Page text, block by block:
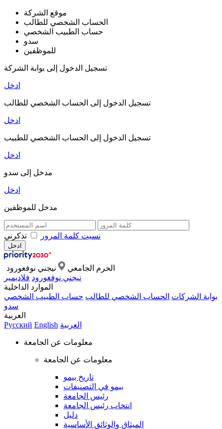
موقع الشركة
الحساب الشخصي للطالب
حساب الطبيب الشخصي
سدو
للموظفين
تسجيل الدخول إلى بوابة الشركة
ادخل
تسجيل الدخول إلى الحساب الشخصي للطالب
ادخل
تسجيل الدخول إلى الحساب الشخصي للطبيب
ادخل
مدخل إلى سدو
ادخل
مدخل للموظفين
نسيت كلمة المرور تذكرني
الحرم الجامعي
نيجني نوفغورود
نيجني نوفغورود فلاديمير
الموارد الداخلية
بوابة الشركات الحساب الشخصي للطالب حساب الطبيب الشخصي
سدو
العربية
Русский English العربية
معلومات عن الجامعة
معلومات عن الجامعة
تاريخ بيمو
بيمو في التصنيفات
رئيس الجامعة
انتخاب رئيس الجامعة
دليل
الميثاق والوثائق الأساسية